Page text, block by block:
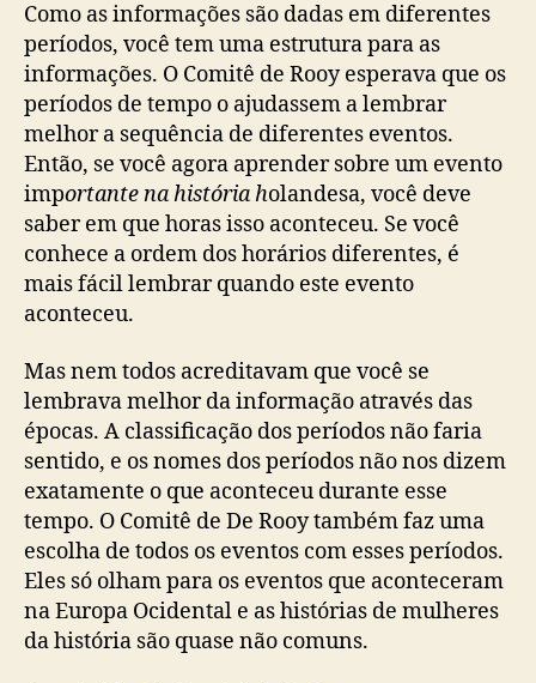
Como as informações são dadas em diferentes
períodos, você tem uma estrutura para as
informações. O Comitê de Rooy esperava que os
períodos de tempo o ajudassem a lembrar
melhor a sequência de diferentes eventos.
Então, se você agora aprender sobre um evento
importante na história holandesa, você deve
saber em que horas isso aconteceu. Se você
conhece a ordem dos horários diferentes, é
mais fácil lembrar quando este evento
aconteceu.
Mas nem todos acreditavam que você se
lembrava melhor da informação através das
épocas. A classificação dos períodos não faria
sentido, e os nomes dos períodos não nos dizem
exatamente o que aconteceu durante esse
tempo. O Comitê de De Rooy também faz uma
escolha de todos os eventos com esses períodos.
Eles só olham para os eventos que aconteceram
na Europa Ocidental e as histórias de mulheres
da história são quase não comuns.